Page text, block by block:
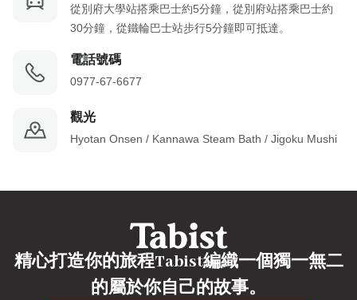
從別府大學站搭乘巴士約5分鐘，從別府站搭乘巴士約
30分鐘，從鐵輪巴士站步行5分鐘即可抵達。
電話號碼
0977-67-6677
觀光
Hyotan Onsen / Kannawa Steam Bath / Jigoku Mushi
精心打造你的旅程Tabist編織一個獨一無二
的屬於你自己的故事。